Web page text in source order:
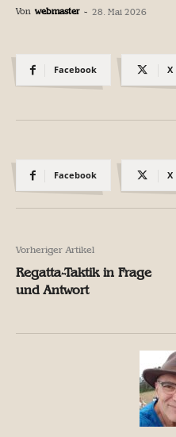
Von webmaster - 28. Mai 2026
Facebook X
Facebook X
Vorheriger Artikel
Regatta-Taktik in Frage
und Antwort